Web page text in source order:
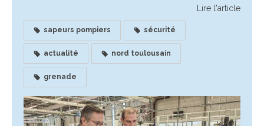
Lire l'article
sapeurs pompiers sécurité
actualité nord toulousain
grenade